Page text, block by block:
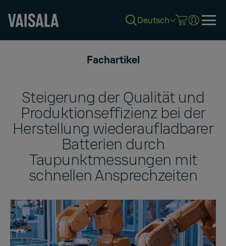
Deutsch
Fachartikel
Steigerung der Qualität und
Produktionseffizienz bei der
Herstellung wiederaufladbarer
Batterien durch
Taupunktmessungen mit
schnellen Ansprechzeiten